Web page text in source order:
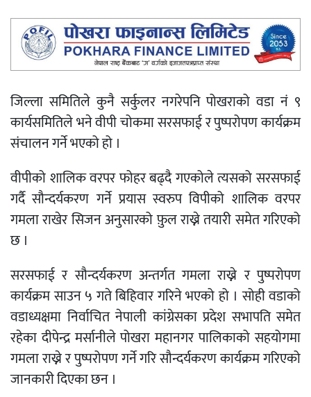
जिल्ला समितिले कुनै सर्कुलर नगरेपनि पोखराको वडा नं ९
कार्यसमितिले भने वीपी चोकमा सरसफाई र पुष्परोपण कार्यक्रम
संचालन गर्ने भएको हो ।
वीपीको शालिक वरपर फोहर बढ्दै गएकोले त्यसको सरसफाई
गर्दै सौन्दर्यकरण गर्ने प्रयास स्वरुप विपीको शालिक वरपर
गमला राखेर सिजन अनुसारको फ़ुल राख्ने तयारी समेत गरिएको
छ ।
सरसफाई र सौन्दर्यकरण अन्तर्गत गमला राख्ने र पुष्परोपण
कार्यक्रम साउन ५ गते बिहिवार गरिने भएको हो । सोही वडाको
वडाध्यक्षमा निर्वाचित नेपाली कांग्रेसका प्रदेश सभापति समेत
रहेका दीपेन्द्र मर्सानीले पोखरा महानगर पालिकाको सहयोगमा
गमला राख्ने र पुष्परोपण गर्ने गरि सौन्दर्यकरण कार्यक्रम गरिएको
जानकारी दिएका छन ।